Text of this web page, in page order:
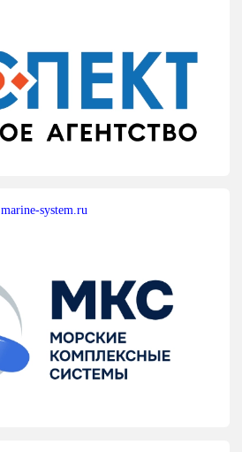
marine-system.ru